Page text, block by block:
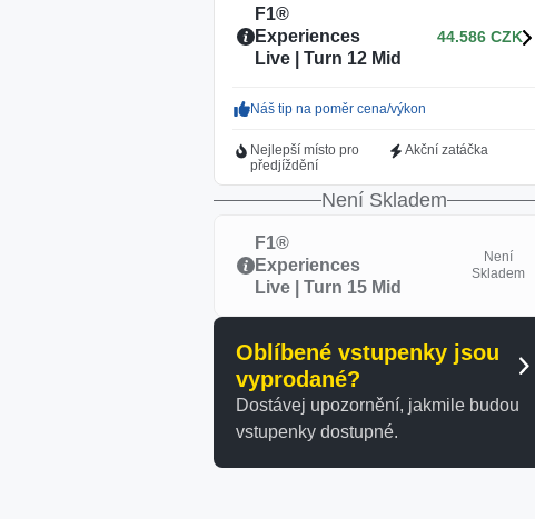
F1®
Experiences
Live | Turn 12 Mid
44.586 CZK
Náš tip na poměr cena/výkon
Nejlepší místo pro
předjíždění
Akční zatáčka
Není Skladem
F1®
Experiences
Live | Turn 15 Mid
Není
Skladem
Oblíbené vstupenky jsou
vyprodané?
Dostávej upozornění, jakmile budou
vstupenky dostupné.